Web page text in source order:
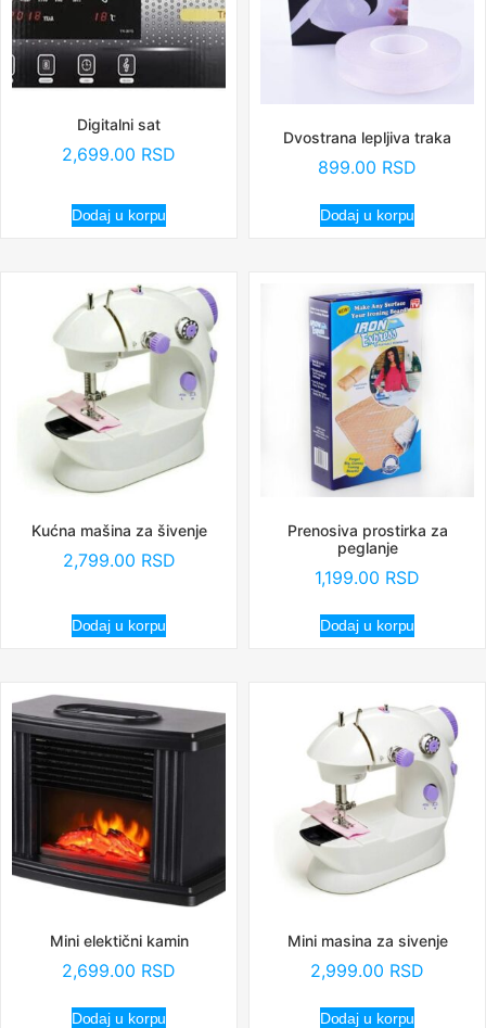
Digitalni sat
2,699.00 RSD
Dodaj u korpu
Dvostrana lepljiva traka
899.00 RSD
Dodaj u korpu
Kućna mašina za šivenje
2,799.00 RSD
Dodaj u korpu
Prenosiva prostirka za
peglanje
1,199.00 RSD
Dodaj u korpu
Mini elektični kamin
2,699.00 RSD
Dodaj u korpu
Mini masina za sivenje
2,999.00 RSD
Dodaj u korpu